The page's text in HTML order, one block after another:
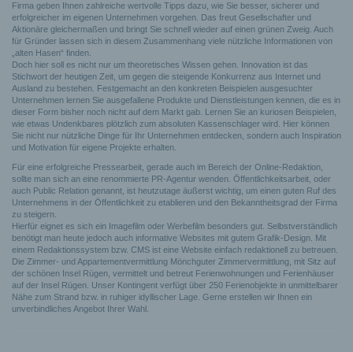
Firma geben Ihnen zahlreiche wertvolle Tipps dazu, wie Sie besser, sicherer und
erfolgreicher im eigenen Unternehmen vorgehen. Das freut Gesellschafter und
Aktionäre gleichermaßen und bringt Sie schnell wieder auf einen grünen Zweig. Auch
für Gründer lassen sich in diesem Zusammenhang viele nützliche Informationen von
„alten Hasen“ finden.
Doch hier soll es nicht nur um theoretisches Wissen gehen. Innovation ist das
Stichwort der heutigen Zeit, um gegen die steigende Konkurrenz aus Internet und
Ausland zu bestehen. Festgemacht an den konkreten Beispielen ausgesuchter
Unternehmen lernen Sie ausgefallene Produkte und Dienstleistungen kennen, die es in
dieser Form bisher noch nicht auf dem Markt gab. Lernen Sie an kuriosen Beispielen,
wie etwas Undenkbares plötzlich zum absoluten Kassenschlager wird. Hier können
Sie nicht nur nützliche Dinge für Ihr Unternehmen entdecken, sondern auch Inspiration
und Motivation für eigene Projekte erhalten.
Für eine erfolgreiche Pressearbeit, gerade auch im Bereich der Online-Redaktion,
sollte man sich an eine renommierte PR-Agentur wenden. Öffentlichkeitsarbeit, oder
auch Public Relation genannt, ist heutzutage äußerst wichtig, um einen guten Ruf des
Unternehmens in der Öffentlichkeit zu etablieren und den Bekanntheitsgrad der Firma
zu steigern.
Hierfür eignet es sich ein Imagefilm oder Werbefilm besonders gut. Selbstverständlich
benötigt man heute jedoch auch informative Websites mit gutem Grafik-Design. Mit
einem Redaktionssystem bzw. CMS ist eine Website einfach redaktionell zu betreuen.
Die Zimmer- und Appartementvermittlung Mönchguter Zimmervermittlung, mit Sitz auf
der schönen Insel Rügen, vermittelt und betreut Ferienwohnungen und Ferienhäuser
auf der Insel Rügen. Unser Kontingent verfügt über 250 Ferienobjekte in unmittelbarer
Nähe zum Strand bzw. in ruhiger idyllischer Lage. Gerne erstellen wir Ihnen ein
unverbindliches Angebot Ihrer Wahl.